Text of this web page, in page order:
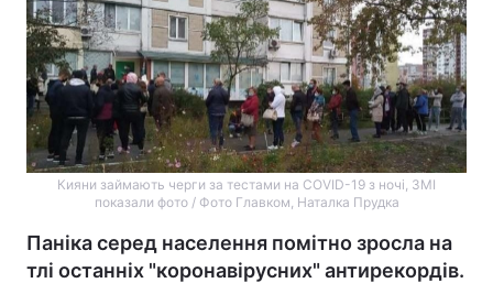
Кияни займають черги за тестами на COVID-19 з ночі, ЗМІ
показали фото / Фото Главком, Наталка Прудка
Паніка серед населення помітно зросла на
тлі останніх "коронавірусних" антирекордів.